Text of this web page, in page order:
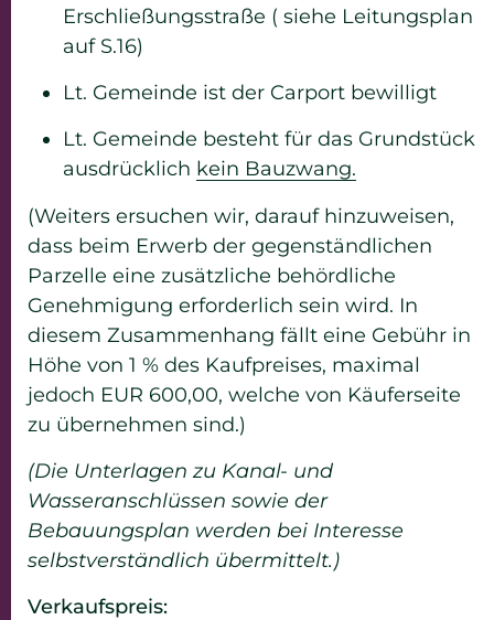
Erschließungsstraße ( siehe Leitungsplan
auf S.16)
Lt. Gemeinde ist der Carport bewilligt
Lt. Gemeinde besteht für das Grundstück
ausdrücklich kein Bauzwang.
(Weiters ersuchen wir, darauf hinzuweisen,
dass beim Erwerb der gegenständlichen
Parzelle eine zusätzliche behördliche
Genehmigung erforderlich sein wird. In
diesem Zusammenhang fällt eine Gebühr in
Höhe von 1 % des Kaufpreises, maximal
jedoch EUR 600,00, welche von Käuferseite
zu übernehmen sind.)
(Die Unterlagen zu Kanal- und
Wasseranschlüssen sowie der
Bebauungsplan werden bei Interesse
selbstverständlich übermittelt.)
Verkaufspreis: